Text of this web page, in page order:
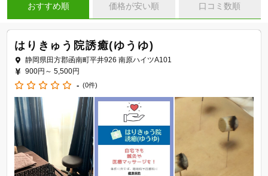
おすすめ順 価格が安い順 口コミ数順
はりきゅう院誘癒(ゆうゆ)
静岡県田方郡函南町平井926 南原ハイツA101
900円～ 5,500円
- (0件)